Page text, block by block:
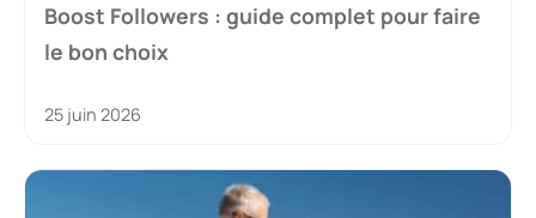
Boost Followers : guide complet pour faire
le bon choix
25 juin 2026